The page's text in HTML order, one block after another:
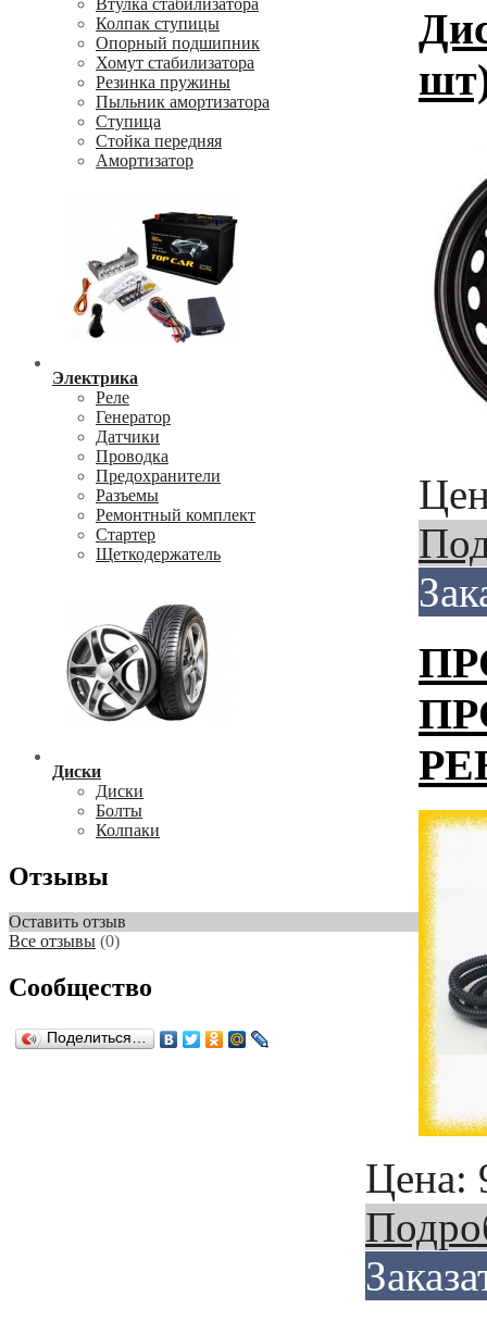
Колпак ступицы
Опорный подшипник
Хомут стабилизатора
Резинка пружины
Пыльник амортизатора
Ступица
Стойка передняя
Амортизатор
Электрика
Реле
Генератор
Датчики
Проводка
Предохранители
Разъемы
Ремонтный комплект
Стартер
Щеткодержатель
Диски
Диски
Болты
Колпаки
Отзывы
Оставить отзыв
Все отзывы (0)
Сообщество
Поделиться…
Цена: